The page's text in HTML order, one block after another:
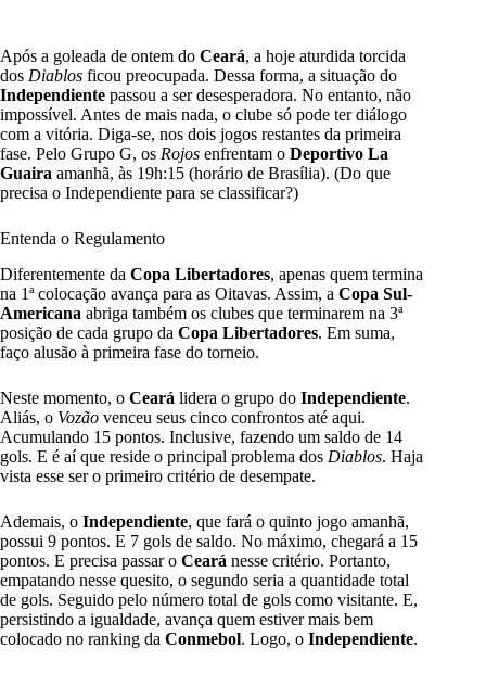
Após a goleada de ontem do Ceará, a hoje aturdida torcida
dos Diablos ficou preocupada. Dessa forma, a situação do
Independiente passou a ser desesperadora. No entanto, não
impossível. Antes de mais nada, o clube só pode ter diálogo
com a vitória. Diga-se, nos dois jogos restantes da primeira
fase. Pelo Grupo G, os Rojos enfrentam o Deportivo La
Guaira amanhã, às 19h:15 (horário de Brasília). (Do que
precisa o Independiente para se classificar?)
Entenda o Regulamento
Diferentemente da Copa Libertadores, apenas quem termina
na 1ª colocação avança para as Oitavas. Assim, a Copa Sul-
Americana abriga também os clubes que terminarem na 3ª
posição de cada grupo da Copa Libertadores. Em suma,
faço alusão à primeira fase do torneio.
Neste momento, o Ceará lidera o grupo do Independiente.
Aliás, o Vozão venceu seus cinco confrontos até aqui.
Acumulando 15 pontos. Inclusive, fazendo um saldo de 14
gols. E é aí que reside o principal problema dos Diablos. Haja
vista esse ser o primeiro critério de desempate.
Ademais, o Independiente, que fará o quinto jogo amanhã,
possui 9 pontos. E 7 gols de saldo. No máximo, chegará a 15
pontos. E precisa passar o Ceará nesse critério. Portanto,
empatando nesse quesito, o segundo seria a quantidade total
de gols. Seguido pelo número total de gols como visitante. E,
persistindo a igualdade, avança quem estiver mais bem
colocado no ranking da Conmebol. Logo, o Independiente.